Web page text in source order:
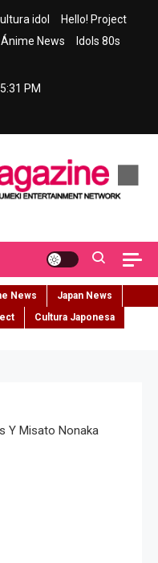
idol
Hello! Project
Ánime News
Idols 80s
PM
News
Japan News
Cultura Japonesa
Y Misato Nonaka